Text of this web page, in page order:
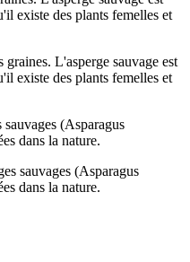
existe des plants femelles et
(Asparagus
dans la nature.